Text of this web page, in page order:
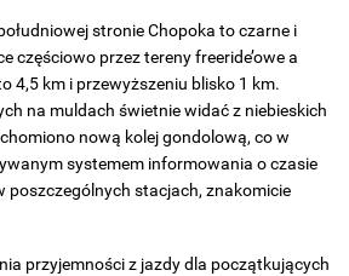
stronie Chopoka to czarne i
częściowo przez tereny freeride’owe a
4,5 km i przewyższeniu blisko 1 km.
na muldach świetnie widać z niebieskich
nową kolej gondolową, co w
systemem informowania o czasie
poszczególnych stacjach, znakomicie
przyjemności z jazdy dla początkujących